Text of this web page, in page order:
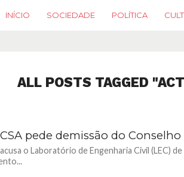
INÍCIO SOCIEDADE POLÍTICA
ALL POSTS TAGGED
pede demissão do
o Laboratório de Engenharia Civil (LEC)